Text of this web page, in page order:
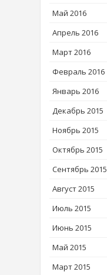
Май 2016
Апрель 2016
Март 2016
Февраль 2016
Январь 2016
Декабрь 2015
Ноябрь 2015
Октябрь 2015
Сентябрь 2015
Август 2015
Июль 2015
Июнь 2015
Май 2015
Март 2015